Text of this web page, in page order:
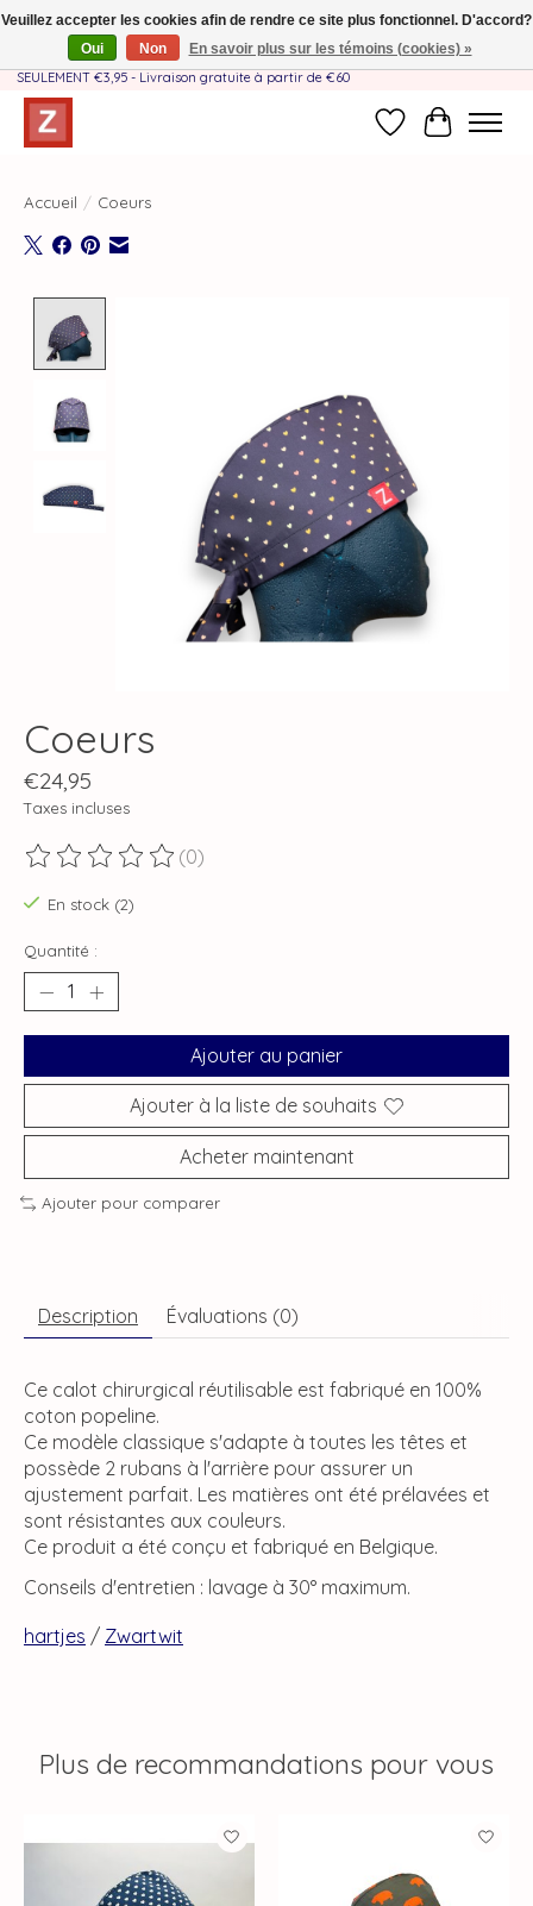
Fait à la main par une équipe mère-fille❤️ - Frais de livraison BE & NL
SEULEMENT €3,95 - Livraison gratuite à partir de €60
Liste dePanier
Accueil / Coeurs
Coeurs
€24,95
Taxes incluses
Ce produit est évalué à
(0)
En stock (2)
Quantité :
Ajouter au panier
Ajouter à la liste de souhaits
Acheter maintenant
Ajouter pour comparer
Description Évaluations (0)
Ce calot chirurgical réutilisable est fabriqué en 100%
coton popeline.
Ce modèle classique s'adapte à toutes les têtes et
possède 2 rubans à l'arrière pour assurer un
ajustement parfait. Les matières ont été prélavées et
sont résistantes aux couleurs.
Ce produit a été conçu et fabriqué en Belgique.
Conseils d'entretien : lavage à 30° maximum.
hartjes / Zwartwit
Plus de recommandations pour vous
Articles du carrousel de produits
Veuillez accepter les cookies afin de rendre ce site plus fonctionnel. D'accord?
Oui
Non En savoir plus sur les témoins (cookies) »